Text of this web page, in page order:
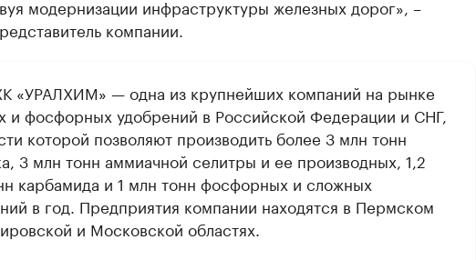
модернизации инфраструктуры железных дорог», –
компании.
«УРАЛХИМ» — одна из крупнейших компаний на рынке
и фосфорных удобрений в Российской Федерации и СНГ,
которой позволяют производить более 3 млн тонн
3 млн тонн аммиачной селитры и ее производных, 1,2
карбамида и 1 млн тонн фосфорных и сложных
в год. Предприятия компании находятся в Пермском
и Московской областях.